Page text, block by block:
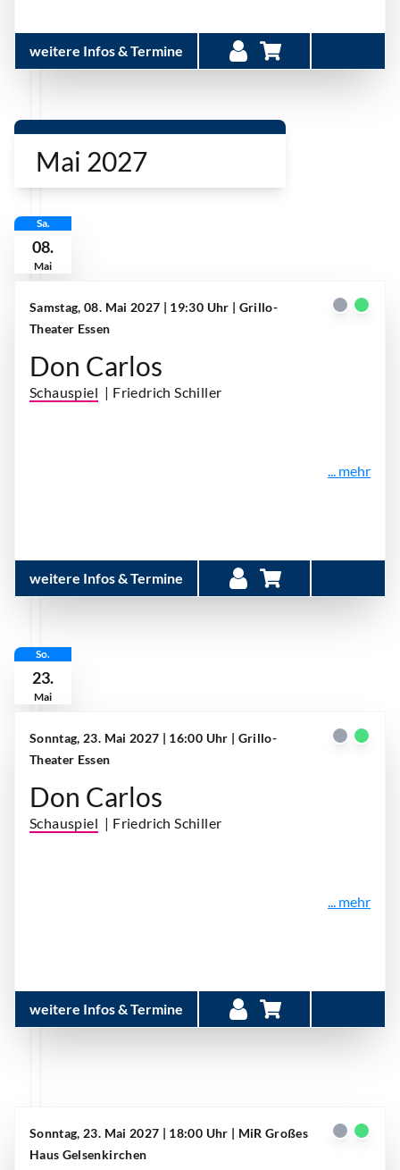
weitere Infos & Termine
Mai 2027
Sa.
08.
Mai
Samstag, 08. Mai 2027 | 19:30 Uhr | Grillo-
Theater Essen
Don Carlos
Schauspiel | Friedrich Schiller
... mehr
weitere Infos & Termine
So.
23.
Mai
Sonntag, 23. Mai 2027 | 16:00 Uhr | Grillo-
Theater Essen
Don Carlos
Schauspiel | Friedrich Schiller
... mehr
weitere Infos & Termine
Sonntag, 23. Mai 2027 | 18:00 Uhr | MiR Großes
Haus Gelsenkirchen